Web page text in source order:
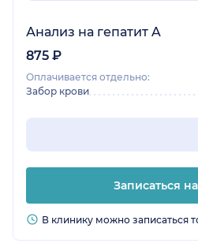
Анализ на гепатит A
875 ₽
Оплачивается отдельно:
Забор крови
Записаться
В клинику можно записаться